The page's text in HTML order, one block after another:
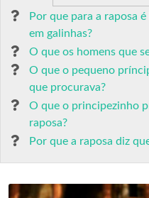
Por que para a raposa
em galinhas?
O que os homens que
O que o pequeno
que procurava?
O que o principezinho
raposa?
Por que a raposa diz